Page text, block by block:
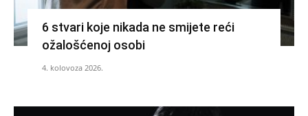
6 stvari koje nikada ne smijete reći
ožalošćenoj osobi
4. kolovoza 2026.